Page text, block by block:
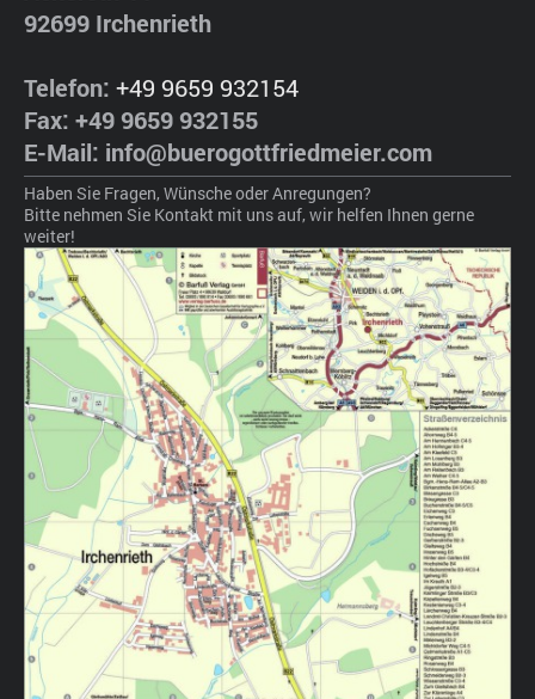
92699 Irchenrieth
Telefon: +49 9659 932154
Fax: +49 9659 932155
E-Mail: info@buerogottfriedmeier.com
Haben Sie Fragen, Wünsche oder Anregungen?
Bitte nehmen Sie Kontakt mit uns auf, wir helfen Ihnen gerne
weiter!